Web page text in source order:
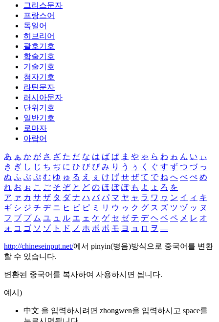
그리스문자
프랑스어
독일어
히브리어
괄호기호
학술기호
기술기호
첨자기호
라틴문자
러시아문자
단위기호
일반기호
로마자
아랍어
あ ぁ か が さ ざ た だ な は ば ぱ ま や ゃ ら わ ゎ ん い ぃ
き ぎ し じ ち ぢ に ひ び ぴ み り う ぅ く ぐ す ず つ づ っ
ぬ ふ ぶ ぷ む ゆ ゅ る え ぇ け げ せ ぜ て で ね へ べ ぺ め
れ お ぉ こ ご そ ぞ と ど の ほ ぼ ぽ も よ ょ ろ を
ア ァ カ サ ザ タ ダ ナ ハ バ パ マ ヤ ャ ラ ワ ヮ ン イ ィ キ
ギ シ ジ チ ヂ ニ ヒ ビ ピ ミ リ ウ ゥ ク グ ス ズ ツ ヅ ッ ヌ
フ ブ プ ム ユ ュ ル エ ェ ケ ゲ セ ゼ テ デ ヘ ベ ペ メ レ オ
ォ コ ゴ ソ ゾ ト ド ノ ホ ボ ポ モ ヨ ョ ロ ヲ ―
http://chineseinput.net/에서 pinyin(병음)방식으로 중국어를 변환
할 수 있습니다.
변환된 중국어를 복사하여 사용하시면 됩니다.
예시)
中文 을 입력하시려면 zhongwen을 입력하시고 space를